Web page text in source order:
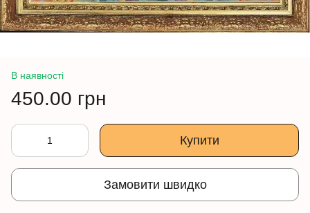
В наявності
450.00 грн
Купити
Замовити швидко